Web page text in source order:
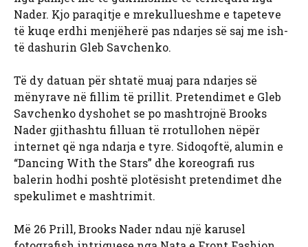
Nader. Kjo paraqitje e mrekullueshme e tapeteve
të kuqe erdhi menjëherë pas ndarjes së saj me ish-
të dashurin Gleb Savchenko.
Të dy datuan për shtatë muaj para ndarjes së
mënyrave në fillim të prillit. Pretendimet e Gleb
Savchenko dyshohet se po mashtrojnë Brooks
Nader gjithashtu filluan të rrotullohen nëpër
internet që nga ndarja e tyre. Sidoqoftë, alumin e
“Dancing With the Stars” dhe koreografi rus
balerin hodhi poshtë plotësisht pretendimet dhe
spekulimet e mashtrimit.
Më 26 Prill, Brooks Nader ndau një karusel